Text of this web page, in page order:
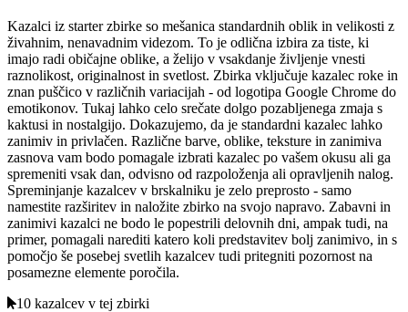
Kazalci iz starter zbirke so mešanica standardnih oblik in velikosti z
živahnim, nenavadnim videzom. To je odlična izbira za tiste, ki
imajo radi običajne oblike, a želijo v vsakdanje življenje vnesti
raznolikost, originalnost in svetlost. Zbirka vključuje kazalec roke in
znan puščico v različnih variacijah - od logotipa Google Chrome do
emotikonov. Tukaj lahko celo srečate dolgo pozabljenega zmaja s
kaktusi in nostalgijo. Dokazujemo, da je standardni kazalec lahko
zanimiv in privlačen. Različne barve, oblike, teksture in zanimiva
zasnova vam bodo pomagale izbrati kazalec po vašem okusu ali ga
spremeniti vsak dan, odvisno od razpoloženja ali opravljenih nalog.
Spreminjanje kazalcev v brskalniku je zelo preprosto - samo
namestite razširitev in naložite zbirko na svojo napravo. Zabavni in
zanimivi kazalci ne bodo le popestrili delovnih dni, ampak tudi, na
primer, pomagali narediti katero koli predstavitev bolj zanimivo, in s
pomočjo še posebej svetlih kazalcev tudi pritegniti pozornost na
posamezne elemente poročila.
10 kazalcev v tej zbirki